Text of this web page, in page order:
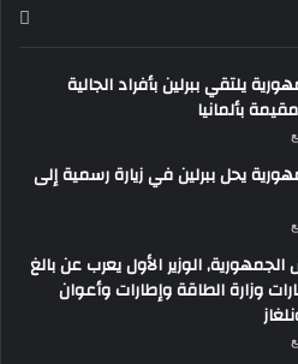
يلتقي ببرلين بأفراد الجالية
بألمانيا
يحل ببرلين في زيارة رسمية إلى
الوزير الأول يعرب عن بالغ
وزارة الطاقة وإطارات وأعوان